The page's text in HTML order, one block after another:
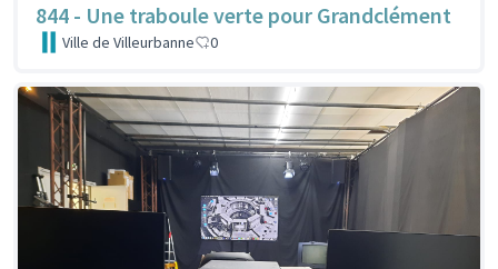
844 - Une traboule verte pour Grandclément
Ville de Villeurbanne 0